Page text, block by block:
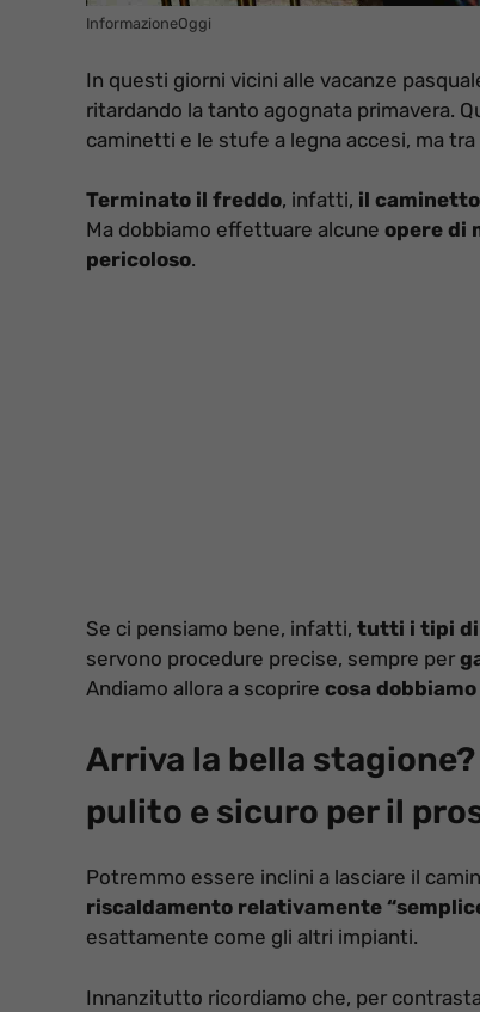
InformazioneOggi
In questi giorni vicini alle vacanze
ritardando la tanto agognata primavera.
caminetti e le stufe a legna accesi, ma tra
Terminato il freddo, infatti, il
Ma dobbiamo effettuare alcune opere di
pericoloso.
Se ci pensiamo bene, infatti, tutti i tipi di
servono procedure precise, sempre per
Andiamo allora a scoprire cosa
Arriva la bella
pulito e sicuro per il
Potremmo essere inclini a lasciare il
riscaldamento relativamente
esattamente come gli altri impianti.
Innanzitutto ricordiamo che, per